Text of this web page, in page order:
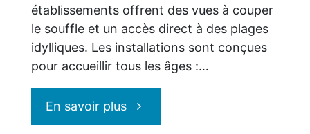
établissements offrent des vues à couper
le souffle et un accès direct à des plages
idylliques. Les installations sont conçues
pour accueillir tous les âges :…
En savoir plus"Sunscape